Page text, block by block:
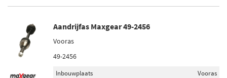
Onderdeelmerk
Depa (1)
Inbouwplaats
Aandrijfas Maxgear 49-2456
Vooras
49-2456
Inbouwplaats
Vooras